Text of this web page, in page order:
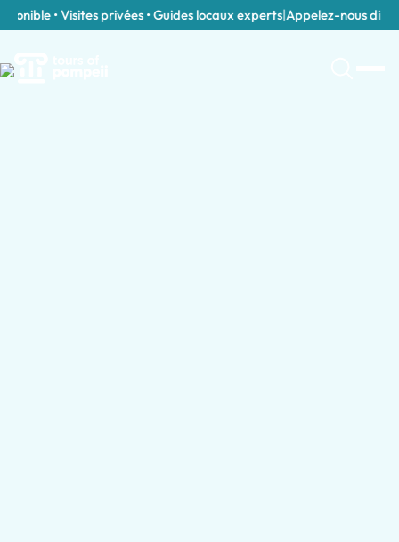
• Visites privées • Guides locaux experts|Appelez-nous